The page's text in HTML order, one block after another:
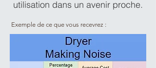
utilisation dans un avenir proche.
Exemple de ce que vous recevrez :